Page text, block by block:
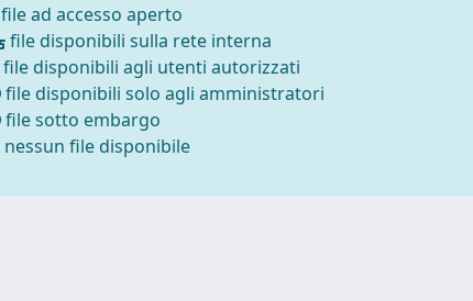
file ad accesso aperto
file disponibili sulla rete interna
file disponibili agli utenti autorizzati
file disponibili solo agli amministratori
file sotto embargo
nessun file disponibile